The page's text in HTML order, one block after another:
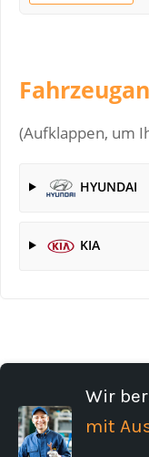
(Aufklappen, um
HYUNDAI
KIA
Wir
mit